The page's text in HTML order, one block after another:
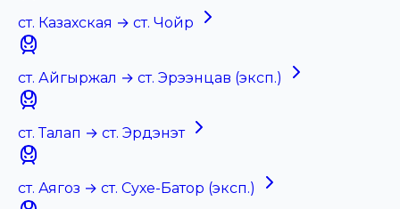
ст. Казахская → ст. Чойр
ст. Айгыржал → ст. Эрээнцав (эксп.)
ст. Талап → ст. Эрдэнэт
ст. Аягоз → ст. Сухе-Батор (эксп.)